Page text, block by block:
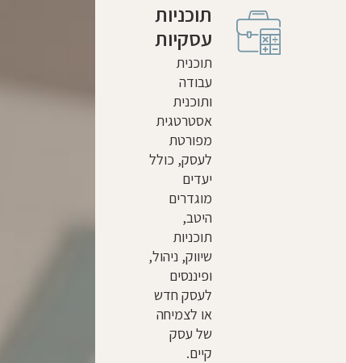
תוכניות
עסקיות
תוכנית
עבודה
ותוכנית
אסטרטגית
מפורטת
לעסק, כולל
יעדים
מוגדרים
היטב,
תוכניות
שיווק, ניהול,
ופיננסים
לעסק חדש
או לצמיחה
של עסק
קיים.